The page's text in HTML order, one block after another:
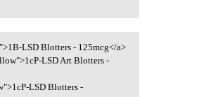
LSD Blotters - 125mcg</a>
LSD Art Blotters -
LSD Blotters -